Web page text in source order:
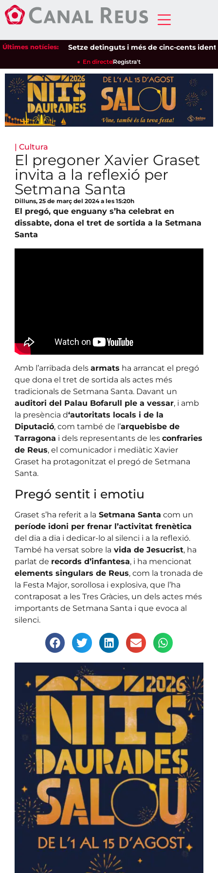
Últimes notícies:Setze detinguts i més de cinc-cents
En directeRegistra't
| Cultura
El pregoner Xavier Graset
invita a la reflexió per
Setmana Santa
Dilluns, 25 de març del 2024 a les 15:20h
El pregó, que enguany s’ha celebrat en
dissabte, dona el tret de sortida a la Setmana
Santa
Amb l’arribada dels armats ha arrancat el pregó
que dona el tret de sortida als actes més
tradicionals de Setmana Santa. Davant un
auditori del Palau Bofarull ple a vessar, i amb
la presència d‘autoritats locals i de la
Diputació, com també de l’arquebisbe de
Tarragona i dels representants de les confraries
de Reus, el comunicador i mediàtic Xavier
Graset ha protagonitzat el pregó de Setmana
Santa.
Pregó sentit i emotiu
Graset s’ha referit a la Setmana Santa com un
període idoni per frenar l’activitat frenètica
del dia a dia i dedicar-lo al silenci i a la reflexió.
També ha versat sobre la vida de Jesucrist, ha
parlat de records d’infantesa, i ha mencionat
elements singulars de Reus, com la tronada de
la Festa Major, sorollosa i explosiva, que l’ha
contraposat a les Tres Gràcies, un dels actes més
importants de Setmana Santa i que evoca al
silenci.